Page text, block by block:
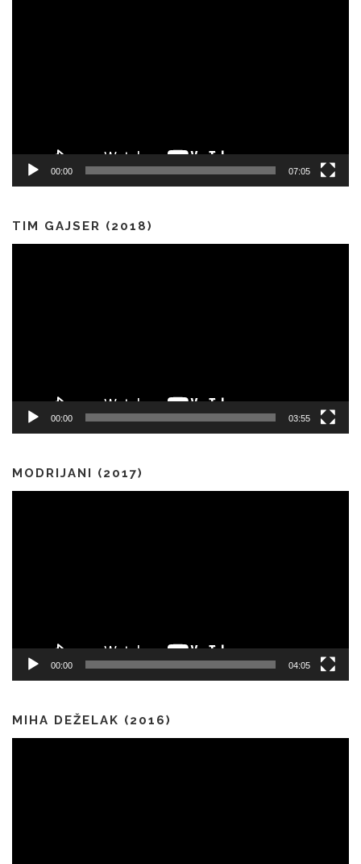
00:00 07:05
TIM GAJSER (2018)
00:00 03:55
MODRIJANI (2017)
00:00 04:05
MIHA DEŽELAK (2016)